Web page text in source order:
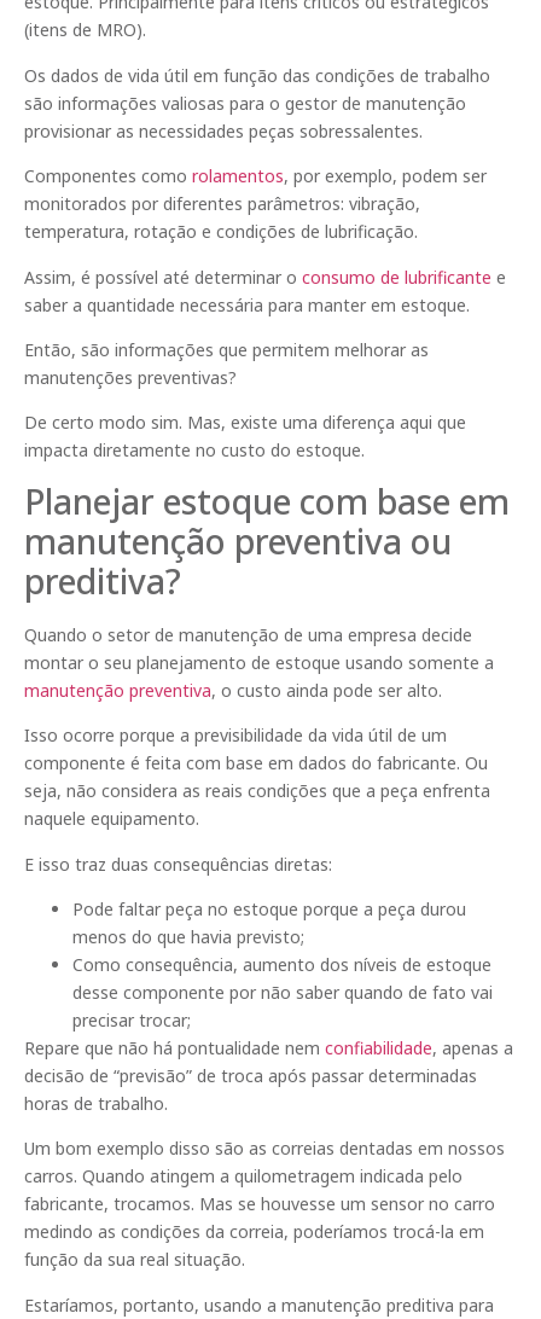
(itens de MRO).
Os dados de vida útil em função das condições de trabalho
são informações valiosas para o gestor de manutenção
provisionar as necessidades peças sobressalentes.
Componentes como rolamentos, por exemplo, podem ser
monitorados por diferentes parâmetros: vibração,
temperatura, rotação e condições de lubrificação.
Assim, é possível até determinar o consumo de lubrificante e
saber a quantidade necessária para manter em estoque.
Então, são informações que permitem melhorar as
manutenções preventivas?
De certo modo sim. Mas, existe uma diferença aqui que
impacta diretamente no custo do estoque.
Planejar estoque com base em
manutenção preventiva ou
preditiva?
Quando o setor de manutenção de uma empresa decide
montar o seu planejamento de estoque usando somente a
manutenção preventiva, o custo ainda pode ser alto.
Isso ocorre porque a previsibilidade da vida útil de um
componente é feita com base em dados do fabricante. Ou
seja, não considera as reais condições que a peça enfrenta
naquele equipamento.
E isso traz duas consequências diretas:
Pode faltar peça no estoque porque a peça durou
menos do que havia previsto;
Como consequência, aumento dos níveis de estoque
desse componente por não saber quando de fato vai
precisar trocar;
Repare que não há pontualidade nem confiabilidade, apenas a
decisão de “previsão” de troca após passar determinadas
horas de trabalho.
Um bom exemplo disso são as correias dentadas em nossos
carros. Quando atingem a quilometragem indicada pelo
fabricante, trocamos. Mas se houvesse um sensor no carro
medindo as condições da correia, poderíamos trocá-la em
função da sua real situação.
Estaríamos, portanto, usando a manutenção preditiva para